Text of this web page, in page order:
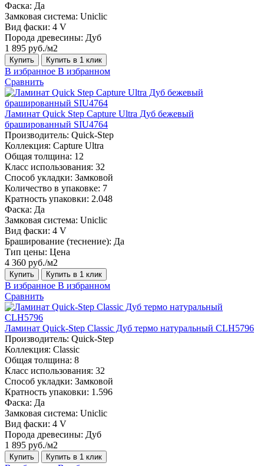
Фаска: Да
Замковая система: Uniclic
Вид фаски: 4 V
Порода древесины: Дуб
1 895 руб./м2
Купить Купить в 1 клик
В избранное В избранном
Сравнить
Ламинат Quick Step Capture Ultra Дуб бежевый
брашированный SIU4764
Производитель: Quick-Step
Коллекция: Capture Ultra
Общая толщина: 12
Класс использования: 32
Способ укладки: Замковой
Количество в упаковке: 7
Кратность упаковки: 2.048
Фаска: Да
Замковая система: Uniclic
Вид фаски: 4 V
Браширование (теснение): Да
Тип цены: Цена
4 360 руб./м2
Купить Купить в 1 клик
В избранное В избранном
Сравнить
Ламинат Quick-Step Classic Дуб термо натуральный CLH5796
Производитель: Quick-Step
Коллекция: Classic
Общая толщина: 8
Класс использования: 32
Способ укладки: Замковой
Кратность упаковки: 1.596
Фаска: Да
Замковая система: Uniclic
Вид фаски: 4 V
Порода древесины: Дуб
1 895 руб./м2
Купить Купить в 1 клик